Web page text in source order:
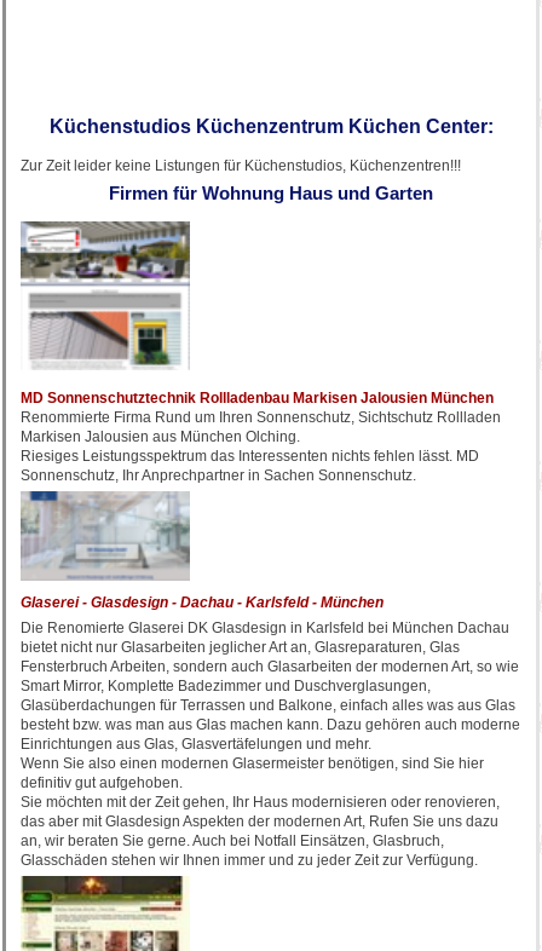
Küchenstudios Küchenzentrum Küchen Center:
Zur Zeit leider keine Listungen für Küchenstudios, Küchenzentren!!!
Firmen für Wohnung Haus und Garten
MD Sonnenschutztechnik Rollladenbau Markisen Jalousien München
Renommierte Firma Rund um Ihren Sonnenschutz, Sichtschutz Rollladen
Markisen Jalousien aus München Olching.
Riesiges Leistungsspektrum das Interessenten nichts fehlen lässt. MD
Sonnenschutz, Ihr Anprechpartner in Sachen Sonnenschutz.
Glaserei - Glasdesign - Dachau - Karlsfeld - München
Die Renomierte Glaserei DK Glasdesign in Karlsfeld bei München Dachau
bietet nicht nur Glasarbeiten jeglicher Art an, Glasreparaturen, Glas
Fensterbruch Arbeiten, sondern auch Glasarbeiten der modernen Art, so wie
Smart Mirror, Komplette Badezimmer und Duschverglasungen,
Glasüberdachungen für Terrassen und Balkone, einfach alles was aus Glas
besteht bzw. was man aus Glas machen kann. Dazu gehören auch moderne
Einrichtungen aus Glas, Glasvertäfelungen und mehr.
Wenn Sie also einen modernen Glasermeister benötigen, sind Sie hier
definitiv gut aufgehoben.
Sie möchten mit der Zeit gehen, Ihr Haus modernisieren oder renovieren,
das aber mit Glasdesign Aspekten der modernen Art, Rufen Sie uns dazu
an, wir beraten Sie gerne. Auch bei Notfall Einsätzen, Glasbruch,
Glasschäden stehen wir Ihnen immer und zu jeder Zeit zur Verfügung.